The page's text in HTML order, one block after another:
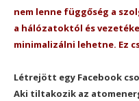
nem lenne függőség a
a hálózatoktól és
minimalizálni lehetne. Ez
Létrejött egy Facebook
Aki tiltakozik az